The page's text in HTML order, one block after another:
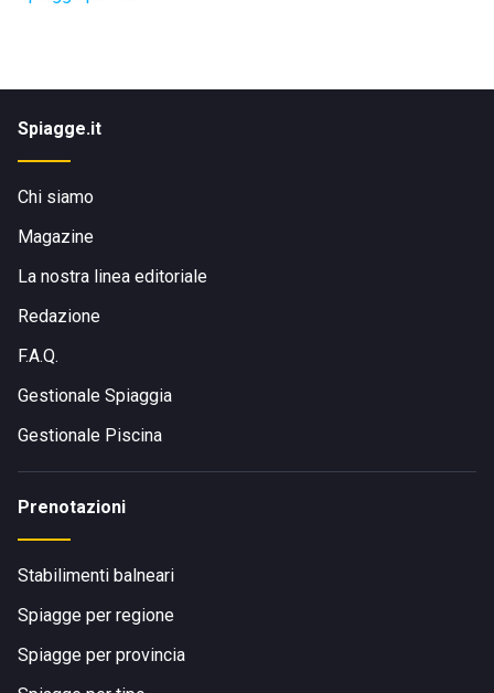
Spiagge.it
Chi siamo
Magazine
La nostra linea editoriale
Redazione
F.A.Q.
Gestionale Spiaggia
Gestionale Piscina
Prenotazioni
Stabilimenti balneari
Spiagge per regione
Spiagge per provincia